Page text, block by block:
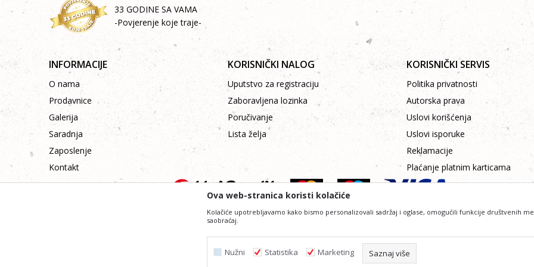
33 GODINE SA VAMA
-Povjerenje koje traje-
INFORMACIJE
O nama
Prodavnice
Galerija
Saradnja
Zaposlenje
Kontakt
KORISNIČKI NALOG
Uputstvo za registraciju
Zaboravljena lozinka
Poručivanje
Lista želja
KORISNIČKI SERVIS
Politika privatnosti
Autorska prava
Uslovi korišćenja
Uslovi isporuke
Reklamacije
Plaćanje platnim karticama
Nastojimo da budemo što precizniji i profesionalniji u opisu proizvoda, prikazu slika i samih cijena, ali ne možemo
Svi artikli prikazani na sajtu su dio naše ponude i ne podrazumjeva da su dostupni u svakom trenutku. Raspoloživost možete provjeriti
Ova web-stranica koristi kolačiće
Kolačiće upotrebljavamo kako bismo personalizovali sadržaj i oglase, omogućili funkcije društvenih
saobraćaj.
Nužni Statistika Marketing Saznaj više